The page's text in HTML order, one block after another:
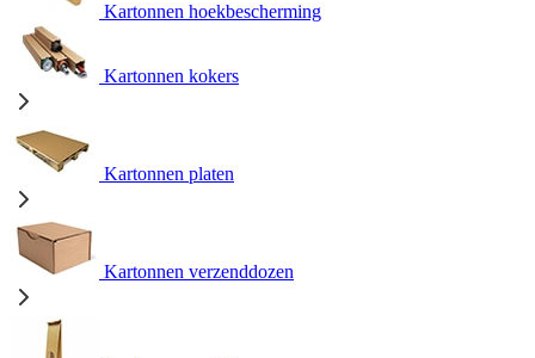
Kartonnen hoekbescherming
Kartonnen kokers
Kartonnen platen
Kartonnen verzenddozen